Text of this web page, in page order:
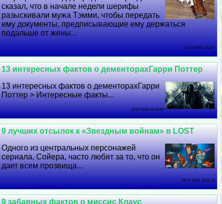
сказал, что в начале недели шерифы
разыскивали мужа Тэмми, чтобы передать
ему документы, предписывающие ему держаться
подальше от жены...
11 07 2026 7:23:47
13 интересных фактов о дементорахГарри Поттер
13 интересных фактов о дементорахГарри
Поттер > Интересные факты...
10 07 2026 16:53:54
9 лучших отсылок к «Звездным войнам» в LOST
Одного из центральных персонажей
сериала, Сойера, часто любят за то, что он
дает всем прозвища...
09 07 2026 14:21:33
9 забавных фактов о миссис Клаус